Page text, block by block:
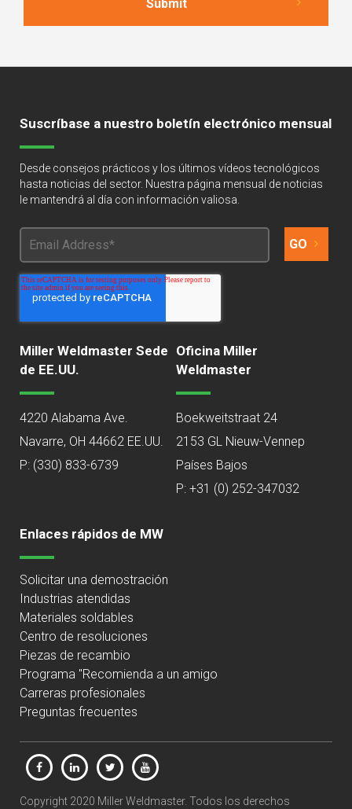
Suscríbase a nuestro boletín electrónico mensual
Desde consejos prácticos y los últimos vídeos tecnológicos
hasta noticias del sector. Nuestra página mensual de noticias
le mantendrá al día con información valiosa.
Miller Weldmaster Sede
de EE.UU.
4220 Alabama Ave.
Navarre, OH 44662 EE.UU.
P: (330) 833-6739
Oficina Miller
Weldmaster
Boekweitstraat 24
2153 GL Nieuw-Vennep
Países Bajos
P: +31 (0) 252-347032
Enlaces rápidos de MW
Solicitar una demostración
Industrias atendidas
Materiales soldables
Centro de resoluciones
Piezas de recambio
Programa "Recomienda a un amigo
Carreras profesionales
Preguntas frecuentes
Copyright 2020 Miller Weldmaster. Todos los derechos